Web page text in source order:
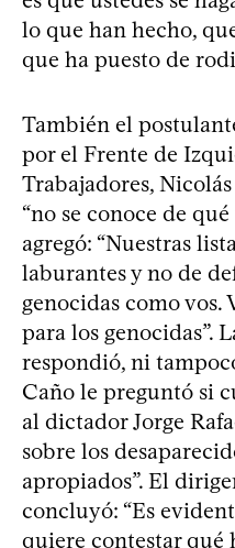
lo que han hecho,
que ha puesto de
También el
por el Frente de
Trabajadores,
“no se conoce de
agregó: “Nuestras
laburantes y no de
genocidas como
para los genocidas”.
respondió, ni
Caño le preguntó si
al dictador Jorge
sobre los
apropiados”. El
concluyó: “Es
quiere contestar qué